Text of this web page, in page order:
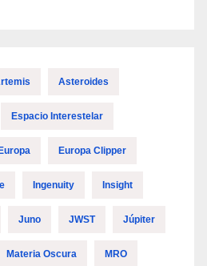
Asteroides
Espacio Interestelar
Europa Europa Clipper
Ingenuity Insight
Juno JWST Júpiter
Materia Oscura MRO